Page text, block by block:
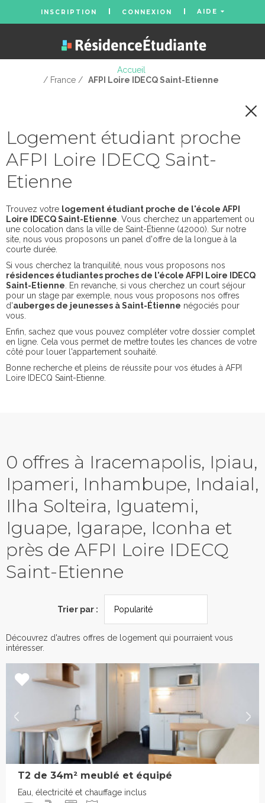
INSCRIPTION CONNEXION AIDE
Accueil
/ France / AFPI Loire IDECQ Saint-Etienne
Logement étudiant proche
AFPI Loire IDECQ Saint-
Etienne
Trouvez votre logement étudiant proche de l'école AFPI
Loire IDECQ Saint-Etienne . Vous cherchez un appartement ou
une colocation dans la ville de Saint-Étienne (42000). Sur notre
site, nous vous proposons un panel d'offre de la longue à la
courte durée.
Si vous cherchez la tranquilité, nous vous proposons nos
résidences étudiantes proches de l'école AFPI Loire IDECQ
Saint-Etienne . En revanche, si vous cherchez un court séjour
pour un stage par exemple, nous vous proposons nos offres
d'auberges de jeunesses à Saint-Étienne négociés pour
vous.
Enfin, sachez que vous pouvez compléter votre dossier complet
en ligne. Cela vous permet de mettre toutes les chances de votre
côté pour louer l'appartement souhaité.
Bonne recherche et pleins de réussite pour vos études à AFPI
Loire IDECQ Saint-Etienne.
0 offres à Iracemapolis, Ipiau,
Ipameri, Inhambupe, Indaial,
Ilha Solteira, Iguatemi,
Iguape, Igarape, Iconha et
près de AFPI Loire IDECQ
Saint-Etienne
Trier par :
Découvrez d'autres offres de logement qui pourraient vous
intéresser.
T2 de 34m² meublé et équipé
Eau, électricité et chauffage inclus